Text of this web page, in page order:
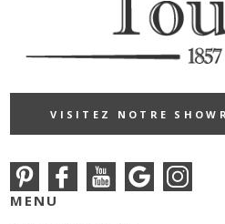
VISITEZ NOTRE
MENU